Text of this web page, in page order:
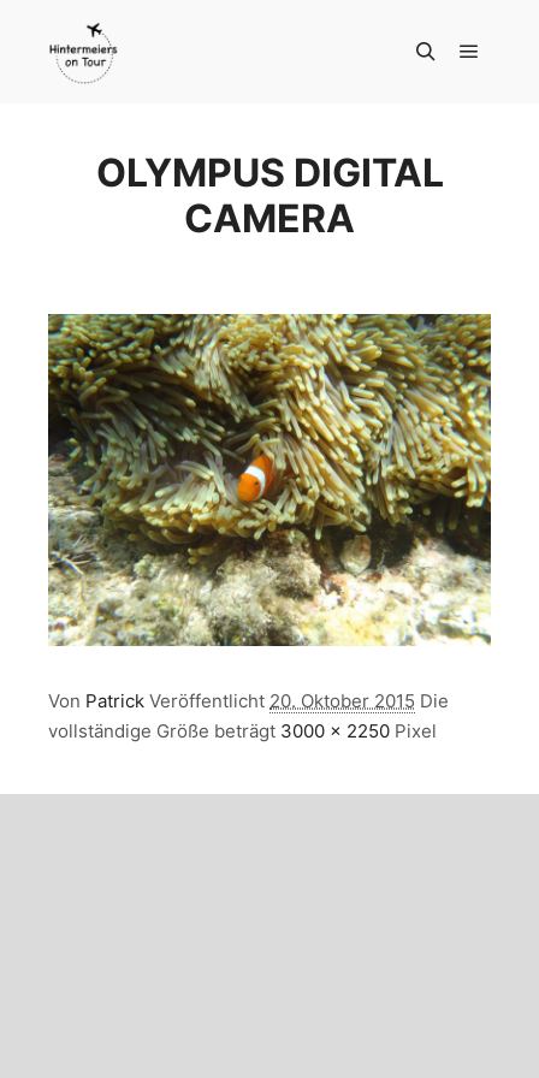
OLYMPUS DIGITAL
CAMERA
Von Patrick Veröffentlicht 20. Oktober 2015 Die
vollständige Größe beträgt 3000 × 2250 Pixel